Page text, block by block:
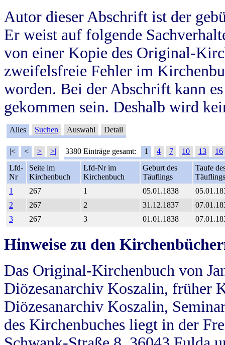
Autor dieser Abschrift ist der
Er weist auf folgende
von einer Kopie des Original-
zweifelsfreie Fehler im
worden. Bei der Abschrift kann
gekommen sein. Deshalb wird
Alles Suchen Auswahl Detail
|< < > >| 3380 Einträge gesamt: 1 4 7 10 13
16
Lfd-
Nr
Seite im
Kirchenbuch
Lfd-Nr im
Kirchenbuch
Geburt des
Täuflings
Taufe
Täuflings
1
267 1 05.01.1838
2
267 2 31.12.1837
3
267 3 01.01.1838
Hinweise zu den
Das Original-Kirchenbuch von
Diözesanarchiv Koszalin, früher
Diözesanarchiv Koszalin,
des Kirchenbuches liegt in der